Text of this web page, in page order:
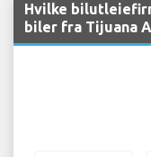
Hvilke
biler fra Tijuana